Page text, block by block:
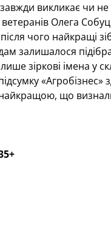
викликає чи
ветеранів Олега
чого найкращі
залишалося
зіркові імена у
«Агробізнес»
що